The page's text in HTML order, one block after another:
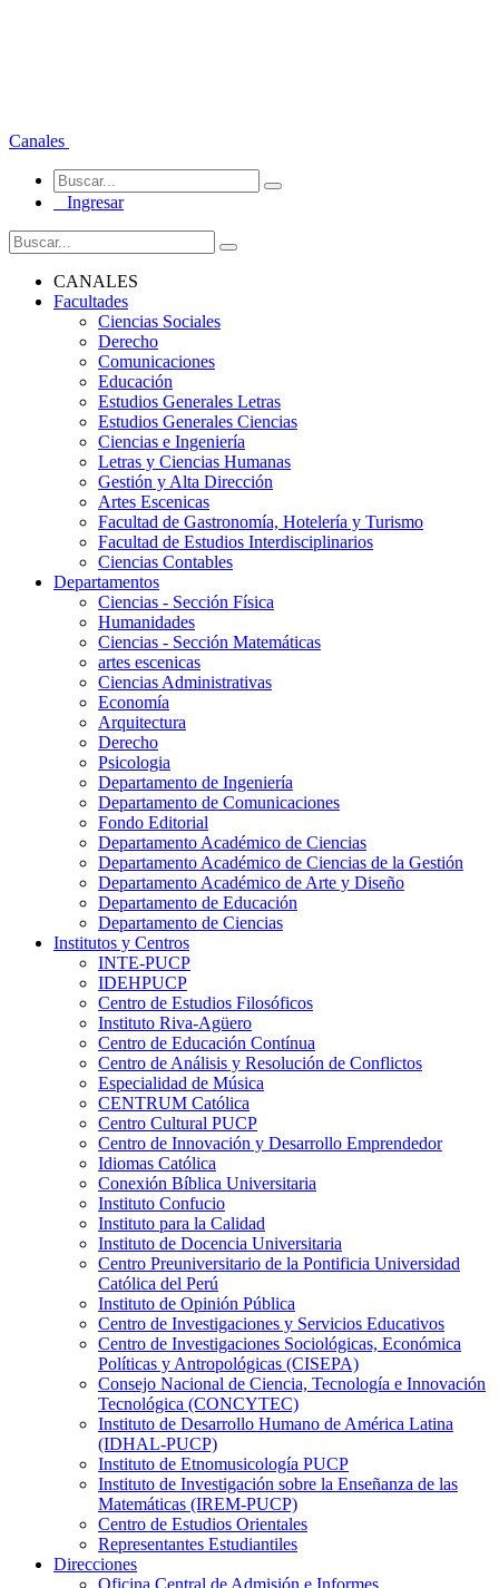
Canales
Ingresar
CANALES
Facultades
Ciencias Sociales
Derecho
Comunicaciones
Educación
Estudios Generales Letras
Estudios Generales Ciencias
Ciencias e Ingeniería
Letras y Ciencias Humanas
Gestión y Alta Dirección
Artes Escenicas
Facultad de Gastronomía, Hotelería y Turismo
Facultad de Estudios Interdisciplinarios
Ciencias Contables
Departamentos
Ciencias - Sección Física
Humanidades
Ciencias - Sección Matemáticas
artes escenicas
Ciencias Administrativas
Economía
Arquitectura
Derecho
Psicologia
Departamento de Ingeniería
Departamento de Comunicaciones
Fondo Editorial
Departamento Académico de Ciencias
Departamento Académico de Ciencias de la Gestión
Departamento Académico de Arte y Diseño
Departamento de Educación
Departamento de Ciencias
Institutos y Centros
INTE-PUCP
IDEHPUCP
Centro de Estudios Filosóficos
Instituto Riva-Agüero
Centro de Educación Contínua
Centro de Análisis y Resolución de Conflictos
Especialidad de Música
CENTRUM Católica
Centro Cultural PUCP
Centro de Innovación y Desarrollo Emprendedor
Idiomas Católica
Conexión Bíblica Universitaria
Instituto Confucio
Instituto para la Calidad
Instituto de Docencia Universitaria
Centro Preuniversitario de la Pontificia Universidad
Católica del Perú
Instituto de Opinión Pública
Centro de Investigaciones y Servicios Educativos
Centro de Investigaciones Sociológicas, Económica
Políticas y Antropológicas (CISEPA)
Consejo Nacional de Ciencia, Tecnología e Innovación
Tecnológica (CONCYTEC)
Instituto de Desarrollo Humano de América Latina
(IDHAL-PUCP)
Instituto de Etnomusicología PUCP
Instituto de Investigación sobre la Enseñanza de las
Matemáticas (IREM-PUCP)
Centro de Estudios Orientales
Representantes Estudiantiles
Direcciones
Oficina Central de Admisión e Informes